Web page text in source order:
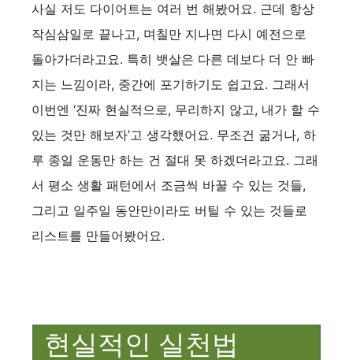
사실 저도 다이어트는 여러 번 해봤어요. 근데 항상
작심삼일로 끝나고, 며칠만 지나면 다시 예전으로
돌아가더라고요. 특히 뱃살은 다른 데보다 더 안 빠
지는 느낌이라, 중간에 포기하기도 쉽고요. 그래서
이번엔 ‘진짜 현실적으로, 무리하지 않고, 내가 할 수
있는 것만 해보자’고 생각했어요. 무조건 굶거나, 하
루 종일 운동만 하는 건 절대 못 하겠더라고요. 그래
서 평소 생활 패턴에서 조금씩 바꿀 수 있는 것들,
그리고 일주일 동안만이라도 버틸 수 있는 것들로
리스트를 만들어봤어요.
현실적인 실천법